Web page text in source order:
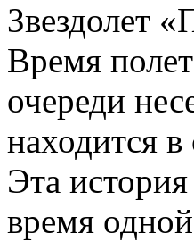
Звездолет
Время
очереди
находится
Эта
время